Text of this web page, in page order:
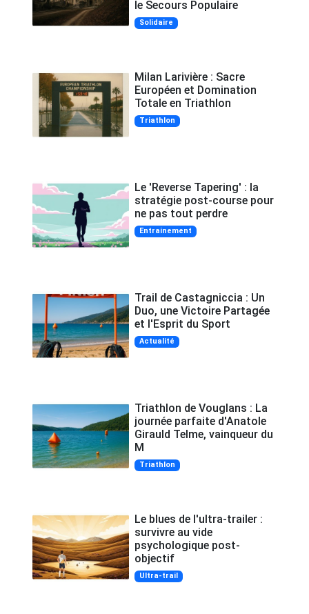
le Secours Populaire
Solidaire
Milan Larivière : Sacre
Européen et Domination
Totale en Triathlon
Triathlon
Le 'Reverse Tapering' : la
stratégie post-course pour
ne pas tout perdre
Entrainement
Trail de Castagniccia : Un
Duo, une Victoire Partagée
et l'Esprit du Sport
Actualité
Triathlon de Vouglans : La
journée parfaite d'Anatole
Girauld Telme, vainqueur du
M
Triathlon
Le blues de l'ultra-trailer :
survivre au vide
psychologique post-
objectif
Ultra-trail